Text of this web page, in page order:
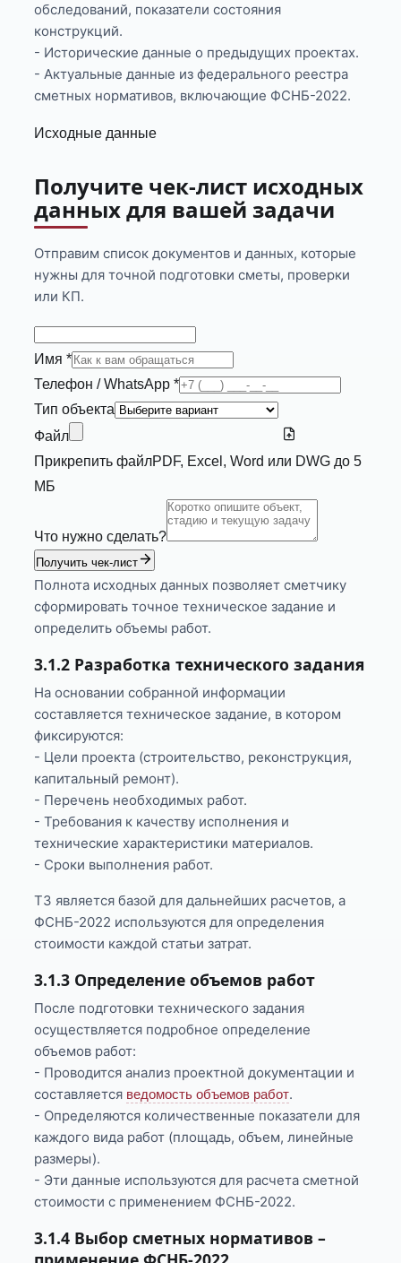
обследований, показатели состояния
конструкций.
- Исторические данные о предыдущих проектах.
- Актуальные данные из федерального реестра
сметных нормативов, включающие ФСНБ-2022.
Исходные данные
Получите чек-лист исходных
данных для вашей задачи
Отправим список документов и данных, которые
нужны для точной подготовки сметы, проверки
или КП.
Имя *
Телефон / WhatsApp *
Тип объекта
Файл
Прикрепить файлPDF, Excel, Word или DWG до 5
МБ
Что нужно сделать?
Получить чек-лист
Полнота исходных данных позволяет сметчику
сформировать точное техническое задание и
определить объемы работ.
3.1.2 Разработка технического задания
На основании собранной информации
составляется техническое задание, в котором
фиксируются:
- Цели проекта (строительство, реконструкция,
капитальный ремонт).
- Перечень необходимых работ.
- Требования к качеству исполнения и
технические характеристики материалов.
- Сроки выполнения работ.
ТЗ является базой для дальнейших расчетов, а
ФСНБ-2022 используются для определения
стоимости каждой статьи затрат.
3.1.3 Определение объемов работ
После подготовки технического задания
осуществляется подробное определение
объемов работ:
- Проводится анализ проектной документации и
составляется ведомость объемов работ.
- Определяются количественные показатели для
каждого вида работ (площадь, объем, линейные
размеры).
- Эти данные используются для расчета сметной
стоимости с применением ФСНБ-2022.
3.1.4 Выбор сметных нормативов –